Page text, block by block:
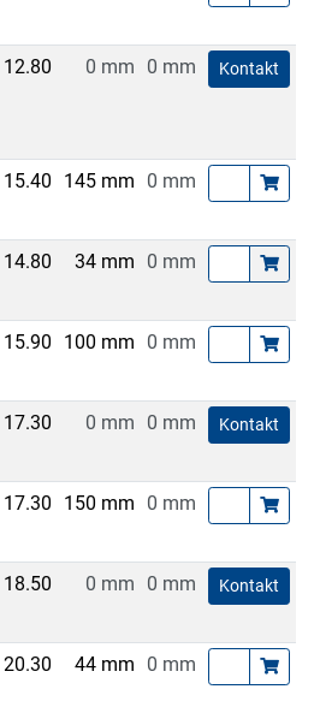
12.80 0 mm 0 mm Kontakt
15.40 145 mm 0 mm
14.80 34 mm 0 mm
15.90 100 mm 0 mm
17.30 0 mm 0 mm Kontakt
17.30 150 mm 0 mm
18.50 0 mm 0 mm Kontakt
20.30 44 mm 0 mm